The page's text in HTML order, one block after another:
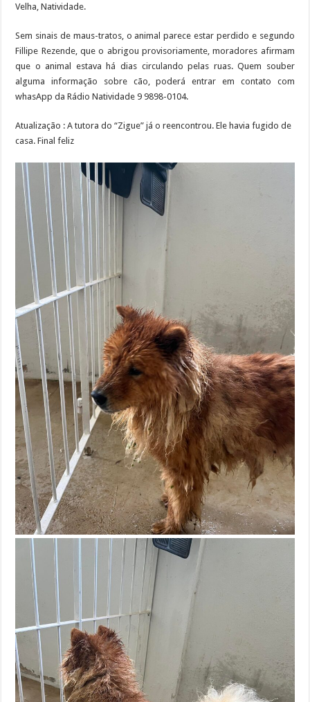
Velha, Natividade.
Sem sinais de maus-tratos, o animal parece estar perdido e segundo
Fillipe Rezende, que o abrigou provisoriamente, moradores afirmam
que o animal estava há dias circulando pelas ruas. Quem souber
alguma informação sobre cão, poderá entrar em contato com
whasApp da Rádio Natividade 9 9898-0104.
Atualização : A tutora do “Zigue” já o reencontrou. Ele havia fugido de
casa. Final feliz